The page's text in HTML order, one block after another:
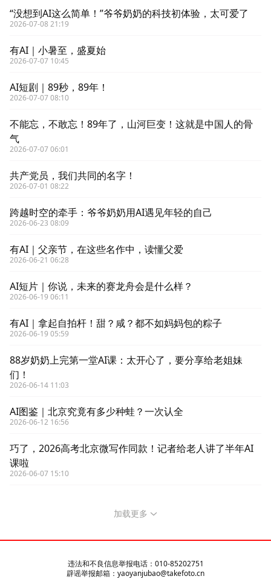
“没想到AI这么简单！”爷爷奶奶的科技初体验，太可爱了
2026-07-08 21:19
有AI｜小暑至，盛夏始
2026-07-07 10:45
AI短剧｜89秒，89年！
2026-07-07 08:10
不能忘，不敢忘！89年了，山河巨变！这就是中国人的骨
气
2026-07-07 06:01
共产党员，我们共同的名字！
2026-07-01 08:22
跨越时空的牵手：爷爷奶奶用AI遇见年轻的自己
2026-06-23 08:09
有AI｜父亲节，在这些名作中，读懂父爱
2026-06-21 06:28
AI短片｜你说，未来的赛龙舟会是什么样？
2026-06-19 06:11
有AI｜拿起自拍杆！甜？咸？都不如妈妈包的粽子
2026-06-19 05:59
88岁奶奶上完第一堂AI课：太开心了，要分享给老姐妹
们！
2026-06-14 11:03
AI图鉴｜北京究竟有多少种蛙？一次认全
2026-06-12 16:56
巧了，2026高考北京微写作同款！记者给老人讲了半年AI
课啦
2026-06-07 15:10
加载更多
违法和不良信息举报电话：010-85202751
辟谣举报邮箱：yaoyanjubao@takefoto.cn